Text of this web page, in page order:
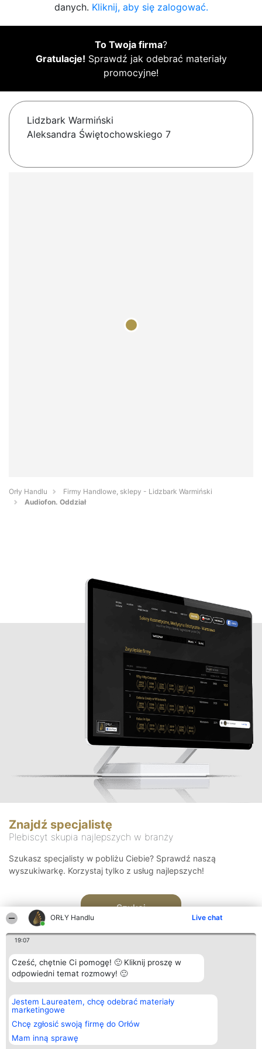
ORŁY Handlu Live chat
19:07
Cześć, chętnie Ci pomogę! 🙂 Kliknij proszę w
odpowiedni temat rozmowy! 🙂
Jestem Laureatem, chcę odebrać materiały
marketingowe
Chcę zgłosić swoją firmę do Orłów
Mam inną sprawę
danych. Kliknij, aby się zalogować.
To Twoja firma?
Gratulacje! Sprawdź jak odebrać materiały
promocyjne!
Lidzbark Warmiński
Aleksandra Świętochowskiego 7
Orły Handlu
Firmy Handlowe, sklepy - Lidzbark Warmiński
Audiofon. Oddział
Znajdź specjalistę
Plebiscyt skupia najlepszych w branży
Szukasz specjalisty w pobliżu Ciebie? Sprawdź naszą
wyszukiwarkę. Korzystaj tylko z usług najlepszych!
Szukaj
Organizator plebiscytu
Bright Side Solutions sp. z o.
o. sp. k.
ul. Ruska 22
Wrocław 50-079
KRS 0000749100 | Regon
381313360 | NIP 8943132676
Plebiscyt
Laureaci
wszystkich
Laureatów
Regulamin
Kontakt
Kontakt